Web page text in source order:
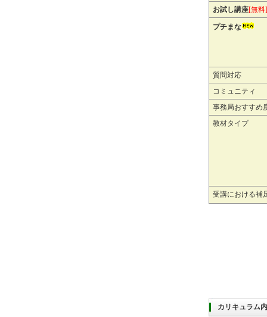
お試し講座[無料]
プチまな
質問対応
コミュニティ
事務局おすすめ
教材タイプ
受講における補
カリキュラム